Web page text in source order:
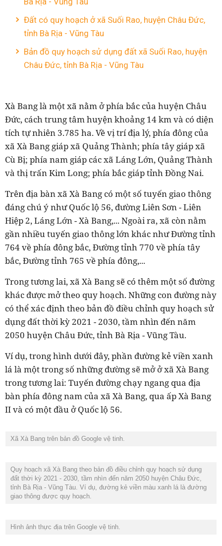
Đất có quy hoạch ở xã Suối Rao, huyện Châu Đức,
tỉnh Bà Rịa - Vũng Tàu
Bản đồ quy hoạch sử dụng đất xã Suối Rao, huyện
Châu Đức, tỉnh Bà Rịa - Vũng Tàu
Xà Bang là một xã nằm ở phía bắc của huyện Châu
Đức, cách trung tâm huyện khoảng 14 km và có diện
tích tự nhiên 3.785 ha. Về vị trí địa lý, phía đông của
xã Xà Bang giáp xã Quảng Thành; phía tây giáp xã
Cù Bị; phía nam giáp các xã Láng Lớn, Quảng Thành
và thị trấn Kim Long; phía bắc giáp tỉnh Đồng Nai.
Trên địa bàn xã Xà Bang có một số tuyến giao thông
đáng chú ý như Quốc lộ 56, đường Liên Sơn - Liên
Hiệp 2, Láng Lớn - Xà Bang,... Ngoài ra, xã còn nằm
gần nhiều tuyến giao thông lớn khác như Đường tỉnh
764 về phía đông bắc, Đường tỉnh 770 về phía tây
bắc, Đường tỉnh 765 về phía đông,...
Trong tương lai, xã Xà Bang sẽ có thêm một số đường
khác được mở theo quy hoạch. Những con đường này
có thể xác định theo bản đồ điều chỉnh quy hoạch sử
dụng đất thời kỳ 2021 - 2030, tầm nhìn đến năm
2050 huyện Châu Đức, tỉnh Bà Rịa - Vũng Tàu.
Ví dụ, trong hình dưới đây, phần đường kẻ viền xanh
lá là một trong số những đường sẽ mở ở xã Xà Bang
trong tương lai: Tuyến đường chạy ngang qua địa
bàn phía đông nam của xã Xà Bang, qua ấp Xà Bang
II và có một đầu ở Quốc lộ 56.
Xã Xà Bang trên bản đồ Google vệ tinh.
Quy hoạch xã Xà Bang theo bản đồ điều chỉnh quy hoạch sử dụng
đất thời kỳ 2021 - 2030, tầm nhìn đến năm 2050 huyện Châu Đức,
tỉnh Bà Rịa - Vũng Tàu. Ví dụ, đường kẻ viền màu xanh lá là đường
giao thông được quy hoạch.
Hình ảnh thực địa trên Google vệ tinh.